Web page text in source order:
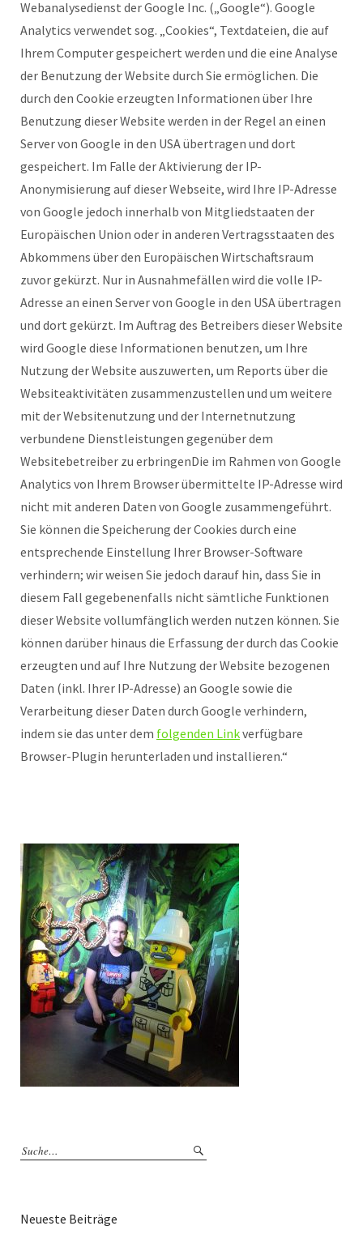
Webanalysedienst der Google Inc. („Google“). Google
Analytics verwendet sog. „Cookies“, Textdateien, die auf
Ihrem Computer gespeichert werden und die eine Analyse
der Benutzung der Website durch Sie ermöglichen. Die
durch den Cookie erzeugten Informationen über Ihre
Benutzung dieser Website werden in der Regel an einen
Server von Google in den USA übertragen und dort
gespeichert. Im Falle der Aktivierung der IP-
Anonymisierung auf dieser Webseite, wird Ihre IP-Adresse
von Google jedoch innerhalb von Mitgliedstaaten der
Europäischen Union oder in anderen Vertragsstaaten des
Abkommens über den Europäischen Wirtschaftsraum
zuvor gekürzt. Nur in Ausnahmefällen wird die volle IP-
Adresse an einen Server von Google in den USA übertragen
und dort gekürzt. Im Auftrag des Betreibers dieser Website
wird Google diese Informationen benutzen, um Ihre
Nutzung der Website auszuwerten, um Reports über die
Websiteaktivitäten zusammenzustellen und um weitere
mit der Websitenutzung und der Internetnutzung
verbundene Dienstleistungen gegenüber dem
Websitebetreiber zu erbringenDie im Rahmen von Google
Analytics von Ihrem Browser übermittelte IP-Adresse wird
nicht mit anderen Daten von Google zusammengeführt.
Sie können die Speicherung der Cookies durch eine
entsprechende Einstellung Ihrer Browser-Software
verhindern; wir weisen Sie jedoch darauf hin, dass Sie in
diesem Fall gegebenenfalls nicht sämtliche Funktionen
dieser Website vollumfänglich werden nutzen können. Sie
können darüber hinaus die Erfassung der durch das Cookie
erzeugten und auf Ihre Nutzung der Website bezogenen
Daten (inkl. Ihrer IP-Adresse) an Google sowie die
Verarbeitung dieser Daten durch Google verhindern,
indem sie das unter dem folgenden Linkverfügbare
Browser-Plugin herunterladen und installieren.“
Neueste Beiträge